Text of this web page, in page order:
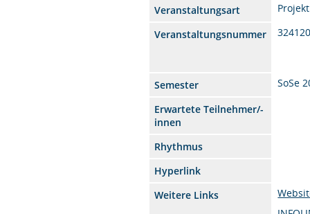
Veranstaltungsart
Veranstaltungsnummer
Semester
SoSe
Erwartete Teilnehmer/-
innen
Rhythmus
Hyperlink
Weitere Links